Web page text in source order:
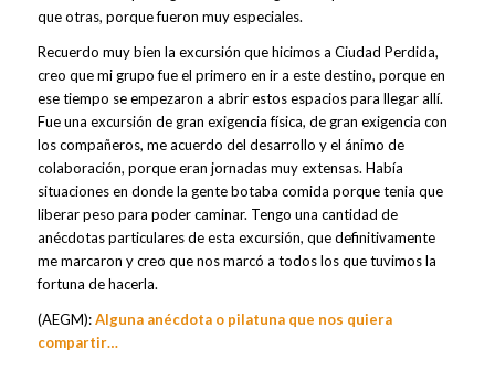
que otras, porque fueron muy especiales.
Recuerdo muy bien la excursión que hicimos a Ciudad Perdida,
creo que mi grupo fue el primero en ir a este destino, porque en
ese tiempo se empezaron a abrir estos espacios para llegar allí.
Fue una excursión de gran exigencia física, de gran exigencia con
los compañeros, me acuerdo del desarrollo y el ánimo de
colaboración, porque eran jornadas muy extensas. Había
situaciones en donde la gente botaba comida porque tenia que
liberar peso para poder caminar. Tengo una cantidad de
anécdotas particulares de esta excursión, que definitivamente
me marcaron y creo que nos marcó a todos los que tuvimos la
fortuna de hacerla.
(AEGM):Alguna anécdota o pilatuna que nos quiera
compartir…